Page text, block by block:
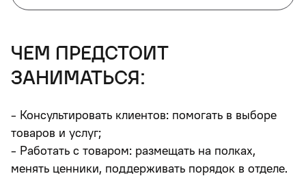
чем предстоит
заниматься:
- Консультировать клиентов: помогать в выборе
товаров и услуг;
- Работать с товаром: размещать на полках,
менять ценники, поддерживать порядок в отделе.